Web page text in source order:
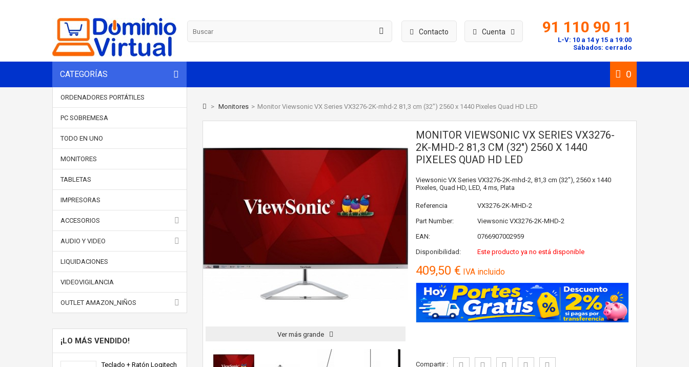
Cuenta
Contacto 91 110 90 11
L-V: 10 a 14 y 15 a 19:00
Sábados: cerrado
CATEGORÍAS 0
ORDENADORES PORTÁTILES
PC SOBREMESA
TODO EN UNO
MONITORES
TABLETAS
IMPRESORAS
ACCESORIOS
AUDIO Y VIDEO
LIQUIDACIONES
VIDEOVIGILANCIA
OUTLET AMAZON_NIÑOS
¡LO MÁS VENDIDO!
Teclado + Ratón Logitech
> Monitores > Monitor Viewsonic VX Series VX3276-2K-mhd-2 81,3 cm (32") 2560 x 1440 Pixeles Quad HD LED
Ver más grande
MONITOR VIEWSONIC VX SERIES VX3276-
2K-MHD-2 81,3 CM (32") 2560 X 1440
PIXELES QUAD HD LED
Viewsonic VX Series VX3276-2K-mhd-2, 81,3 cm (32"), 2560 x 1440
Pixeles, Quad HD, LED, 4 ms, Plata
Referencia
VX3276-2K-MHD-2
Part Number:
Viewsonic VX3276-2K-MHD-2
EAN:
0766907002959
Disponibilidad:
Este producto ya no está disponible
409,50 € IVA incluido
Compartir :